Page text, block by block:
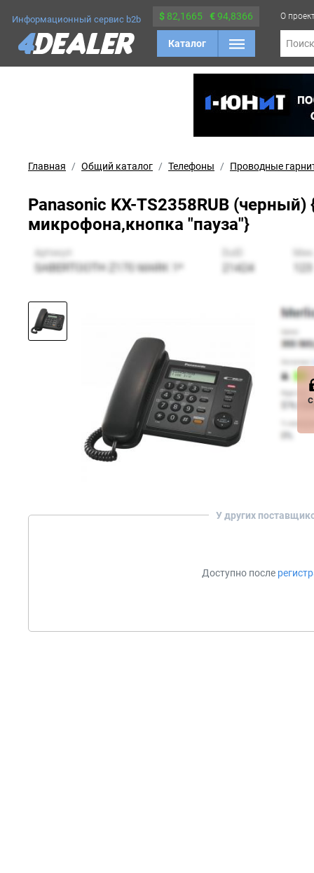
Информационный сервис b2b $ 82,1665 €94,8366
Каталог
О
Поиск
Главная Общий каталог Телефоны Проводные
Panasonic KX-TS2358RUB
микрофона,кнопка "пауза"}
У других
Доступно после